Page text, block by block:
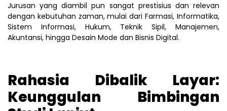
Jurusan yang diambil pun sangat prestisius dan relevan
dengan kebutuhan zaman, mulai dari Farmasi, Informatika,
Sistem Informasi, Hukum, Teknik Sipil, Manajemen,
Akuntansi, hingga Desain Mode dan Bisnis Digital.
Rahasia Dibalik Layar:
Keunggulan Bimbingan